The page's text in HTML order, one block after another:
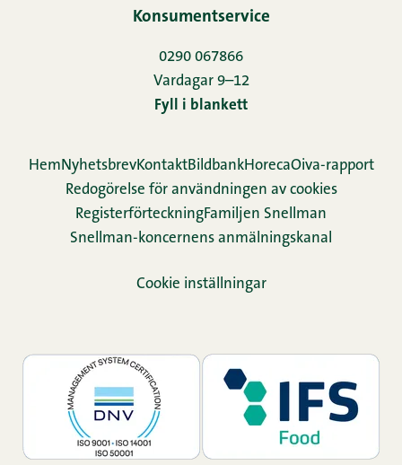
Konsumentservice
0290 067866
Vardagar 9–12
Fyll i blankett
HemNyhetsbrevKontaktBildbankHorecaOiva-rapport
Redogörelse för användningen av cookies
Re­gis­ter­för­teck­ningFamiljen Snellman
Snellman-koncernens anmälningskanal
Cookie inställningar